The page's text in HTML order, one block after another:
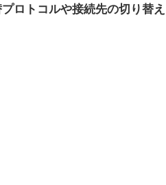
ロトコルや接続先の切り替え